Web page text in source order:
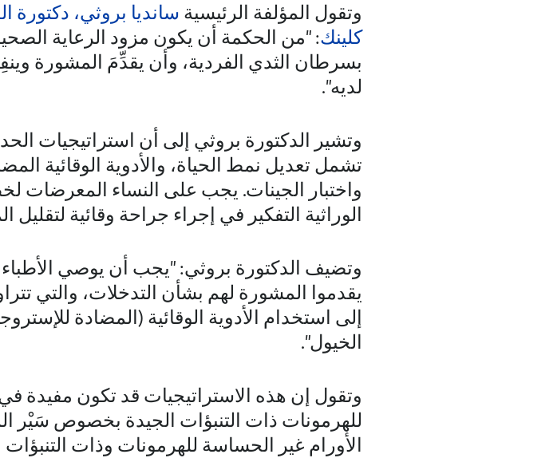
وتقول المؤلفة الرئيسية سانديا بروثي، دكتورة
كلينك: "من الحكمة أن يكون مزود الرعاية
بسرطان الثدي الفردية، وأن يقدِّمَ المشورة
لديه".
وتشير الدكتورة بروثي إلى أن استراتيجيات
تشمل تعديل نمط الحياة، والأدوية الوقائية
واختبار الجينات. يجب على النساء المعرضات
الوراثية التفكير في إجراء جراحة وقائية لتقليل
وتضيف الدكتورة بروثي: "يجب أن يوصي
يقدموا المشورة لهم بشأن التدخلات، والتي
إلى استخدام الأدوية الوقائية (المضادة
الخيول".
وتقول إن هذه الاستراتيجيات قد تكون مفيدة
للهرمونات ذات التنبؤات الجيدة بخصوص سَيْر
الأورام غير الحساسة للهرمونات وذات